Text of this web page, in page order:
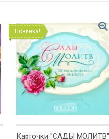
Новинка!
Карточки "САДЫ МОЛИТВ"